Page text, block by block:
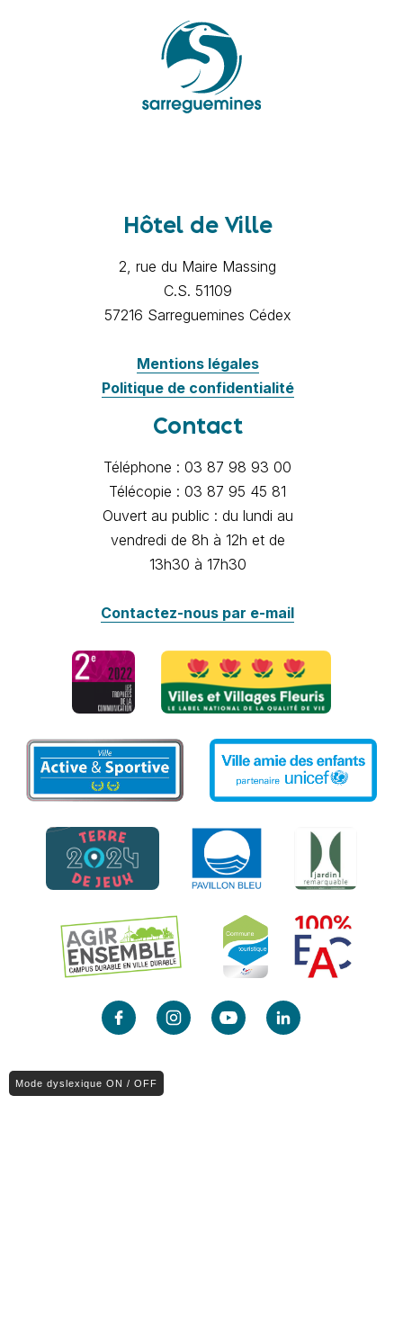
Hôtel de Ville
2, rue du Maire Massing
C.S. 51109
57216 Sarreguemines Cédex
Mentions légales
Politique de confidentialité
Contact
Téléphone : 03 87 98 93 00
Télécopie : 03 87 95 45 81
Ouvert au public : du lundi au
vendredi de 8h à 12h et de
13h30 à 17h30
Contactez-nous par e-mail
Mode dyslexique ON / OFF